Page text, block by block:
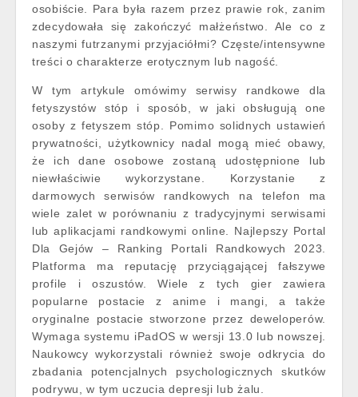
osobiście. Para była razem przez prawie rok, zanim
zdecydowała się zakończyć małżeństwo. Ale co z
naszymi futrzanymi przyjaciółmi? Częste/intensywne
treści o charakterze erotycznym lub nagość.
W tym artykule omówimy serwisy randkowe dla
fetyszystów stóp i sposób, w jaki obsługują one
osoby z fetyszem stóp. Pomimo solidnych ustawień
prywatności, użytkownicy nadal mogą mieć obawy,
że ich dane osobowe zostaną udostępnione lub
niewłaściwie wykorzystane. Korzystanie z
darmowych serwisów randkowych na telefon ma
wiele zalet w porównaniu z tradycyjnymi serwisami
lub aplikacjami randkowymi online. Najlepszy Portal
Dla Gejów – Ranking Portali Randkowych 2023.
Platforma ma reputację przyciągającej fałszywe
profile i oszustów. Wiele z tych gier zawiera
popularne postacie z anime i mangi, a także
oryginalne postacie stworzone przez deweloperów.
Wymaga systemu iPadOS w wersji 13.0 lub nowszej.
Naukowcy wykorzystali również swoje odkrycia do
zbadania potencjalnych psychologicznych skutków
podrywu, w tym uczucia depresji lub żalu.